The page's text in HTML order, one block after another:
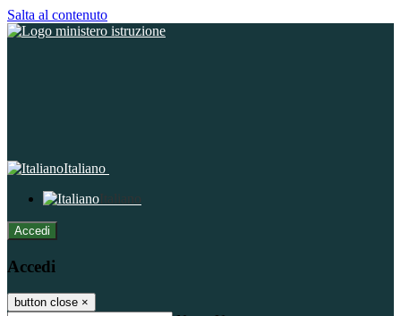
Salta al contenuto
Italiano
Italiano
Accedi
Accedi
button close ×